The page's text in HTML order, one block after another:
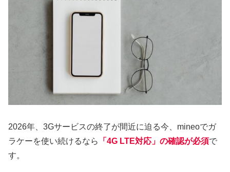
2026年、3Gサービスの終了が間近に迫る今、mineoでガ
ラケーを使い続けるなら
「4G LTE対応」の確認が必須で
す。